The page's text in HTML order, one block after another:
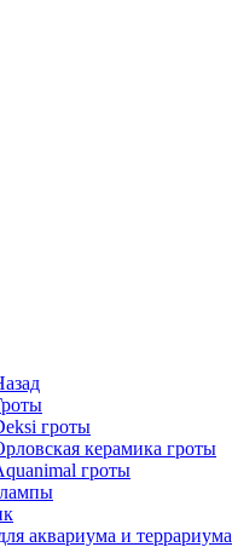
гроты
керамика гроты
гроты
аквариума и террариума